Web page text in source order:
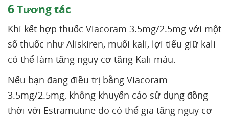
6Tương tác
Khi kết hợp thuốc Viacoram 3.5mg/2.5mg với một
số thuốc như Aliskiren, muối kali, lợi tiểu giữ kali
có thể làm tăng nguy cơ tăng Kali máu.
Nếu bạn đang điều trị bằng Viacoram
3.5mg/2.5mg, không khuyến cáo sử dụng đồng
thời với Estramutine do có thể gia tăng nguy cơ